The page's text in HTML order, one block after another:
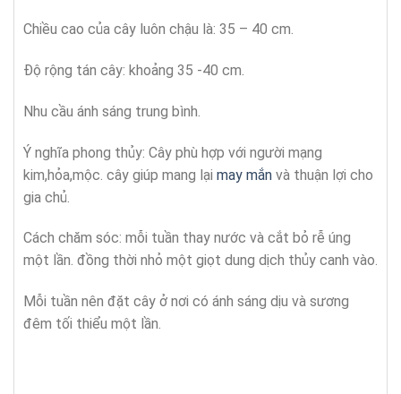
Chiều cao của cây luôn chậu là: 35 – 40 cm.
Độ rộng tán cây: khoảng 35 -40 cm.
Nhu cầu ánh sáng trung bình.
Ý nghĩa phong thủy: Cây phù hợp với người mạng
kim,hỏa,mộc. cây giúp mang lại may mắn và thuận lợi cho
gia chủ.
Cách chăm sóc: mỗi tuần thay nước và cắt bỏ rễ úng
một lần. đồng thời nhỏ một giọt dung dịch thủy canh vào.
Mỗi tuần nên đặt cây ở nơi có ánh sáng dịu và sương
đêm tối thiểu một lần.